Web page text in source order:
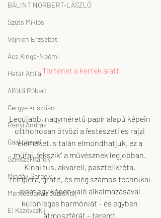
BÁLINT NORBERT-LÁSZLÓ
Szüts Miklós
Vojnich Erzsébet
Ács Kinga-Noémi
Határ Attila
Alföldi Róbert
Gergye krisztián
Rényi András
Gaál József
Szikszai Károly
Mindák Gergely
Mentőcsónak ösztöndíj
El Kazovszkij
Történet a kertek alatt
Legújabb, nagyméretű papír alapú képein
otthonosan ötvözi a festészeti és rajzi
elemeket, s talán elmondhatjuk, ez a
műfaj „fekszik” a művésznek legjobban.
Kínai tus, akvarell, pasztellkréta,
tempera, grafit, és még számos technikai
elem egy képen való alkalmazásával
különleges harmóniát – és egyben
atmoszférát – teremt.